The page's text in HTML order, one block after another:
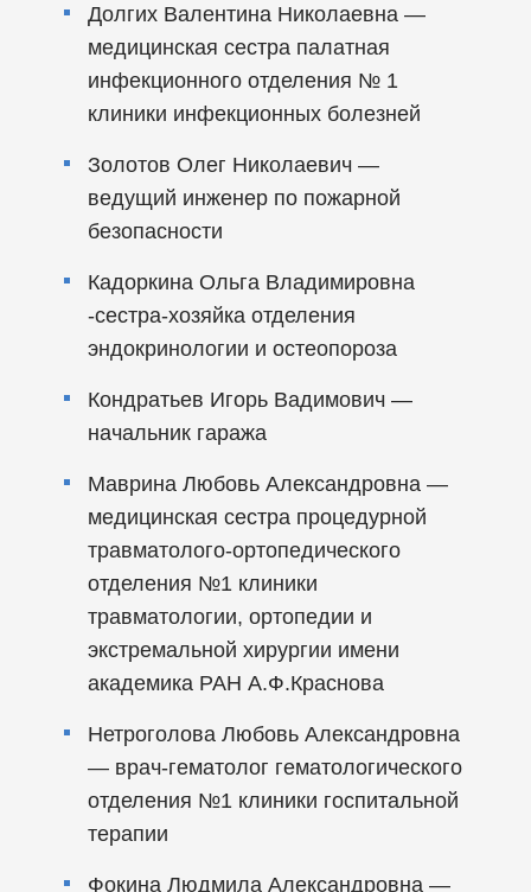
Долгих Валентина Николаевна —
медицинская сестра палатная
инфекционного отделения № 1
клиники инфекционных болезней
Золотов Олег Николаевич —
ведущий инженер по пожарной
безопасности
Кадоркина Ольга Владимировна
-сестра-хозяйка отделения
эндокринологии и остеопороза
Кондратьев Игорь Вадимович —
начальник гаража
Маврина Любовь Александровна —
медицинская сестра процедурной
травматолого-ортопедического
отделения №1 клиники
травматологии, ортопедии и
экстремальной хирургии имени
академика РАН А.Ф.Краснова
Нетроголова Любовь Александровна
— врач-гематолог гематологического
отделения №1 клиники госпитальной
терапии
Фокина Людмила Александровна —